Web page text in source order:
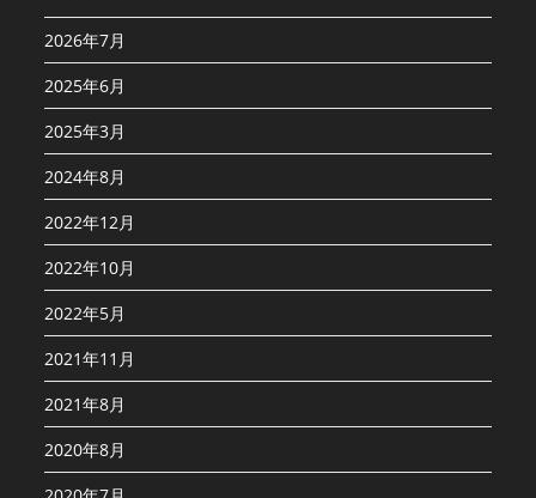
2026年7月
2025年6月
2025年3月
2024年8月
2022年12月
2022年10月
2022年5月
2021年11月
2021年8月
2020年8月